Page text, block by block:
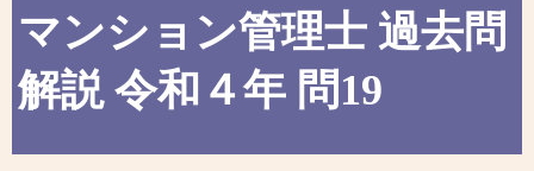
マンション管理士 過去問
解説 令和４年 問19